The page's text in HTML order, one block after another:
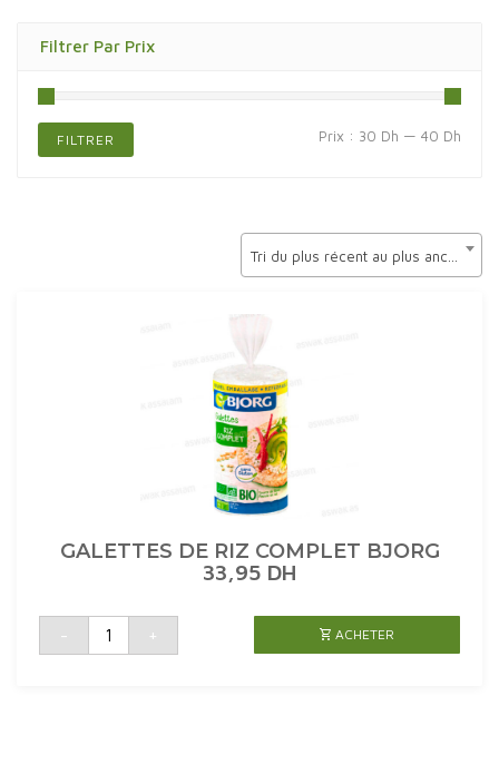
Filtrer Par Prix
FILTRER Prix : 30 Dh — 40 Dh
GALETTES DE RIZ COMPLET BJORG
33,95 DH
-
quantité
GALETTES
+ ACHETER